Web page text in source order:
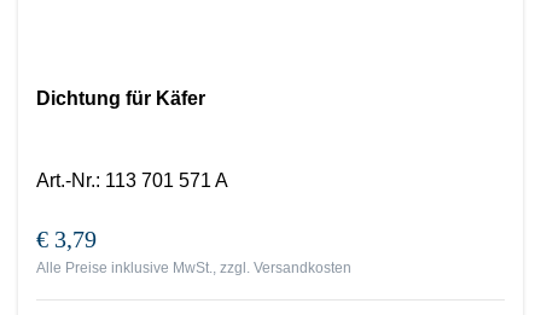
Dichtung für Käfer
Art.-Nr.: 113 701 571 A
€ 3,79
Alle Preise inklusive MwSt., zzgl. Versandkosten